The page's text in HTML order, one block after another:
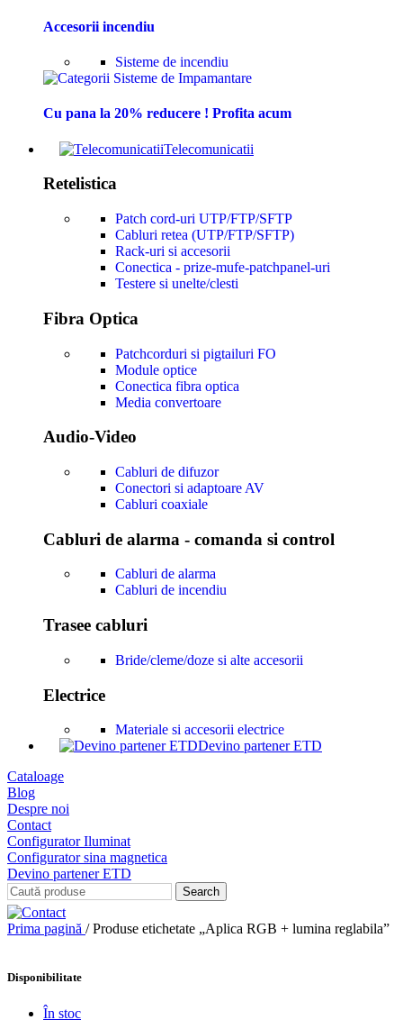
Accesorii incendiu
Sisteme de incendiu
Cu pana la 20% reducere ! Profita acum
Telecomunicatii
Retelistica
Patch cord-uri UTP/FTP/SFTP
Cabluri retea (UTP/FTP/SFTP)
Rack-uri si accesorii
Conectica - prize-mufe-patchpanel-uri
Testere si unelte/clesti
Fibra Optica
Patchcorduri si pigtailuri FO
Module optice
Conectica fibra optica
Media convertoare
Audio-Video
Cabluri de difuzor
Conectori si adaptoare AV
Cabluri coaxiale
Cabluri de alarma - comanda si control
Cabluri de alarma
Cabluri de incendiu
Trasee cabluri
Bride/cleme/doze si alte accesorii
Electrice
Materiale si accesorii electrice
Devino partener ETD
Cataloage
Blog
Despre noi
Contact
Configurator Iluminat
Configurator sina magnetica
Devino partener ETD
Search
Prima pagină / Produse etichetate „Aplica RGB + lumina reglabila”
Disponibilitate
În stoc